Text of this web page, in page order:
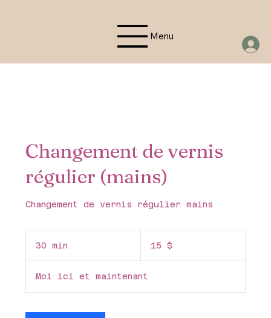
Menu
Changement de vernis
régulier (mains)
Changement de vernis régulier mains
30 min
i
n
canadiens
15 $
Moi ici et maintenant